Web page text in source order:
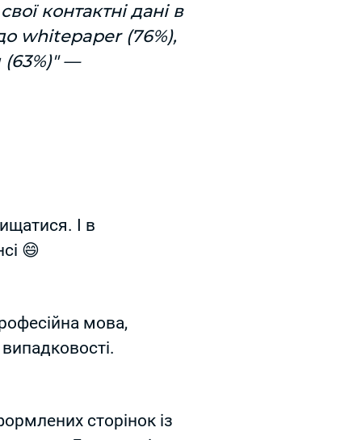
контактні дані в
whitepaper (76%),
(63%)" —
І в
😄
мова,
сторінок із